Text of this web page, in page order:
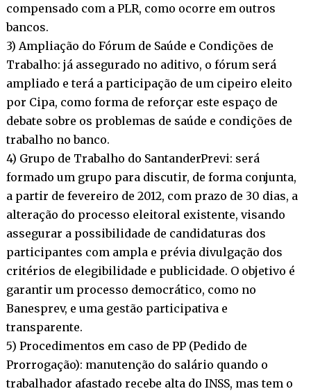
compensado com a PLR, como ocorre em outros
bancos.
3) Ampliação do Fórum de Saúde e Condições de
Trabalho: já assegurado no aditivo, o fórum será
ampliado e terá a participação de um cipeiro eleito
por Cipa, como forma de reforçar este espaço de
debate sobre os problemas de saúde e condições de
trabalho no banco.
4) Grupo de Trabalho do SantanderPrevi: será
formado um grupo para discutir, de forma conjunta,
a partir de fevereiro de 2012, com prazo de 30 dias, a
alteração do processo eleitoral existente, visando
assegurar a possibilidade de candidaturas dos
participantes com ampla e prévia divulgação dos
critérios de elegibilidade e publicidade. O objetivo é
garantir um processo democrático, como no
Banesprev, e uma gestão participativa e
transparente.
5) Procedimentos em caso de PP (Pedido de
Prorrogação): manutenção do salário quando o
trabalhador afastado recebe alta do INSS, mas tem o